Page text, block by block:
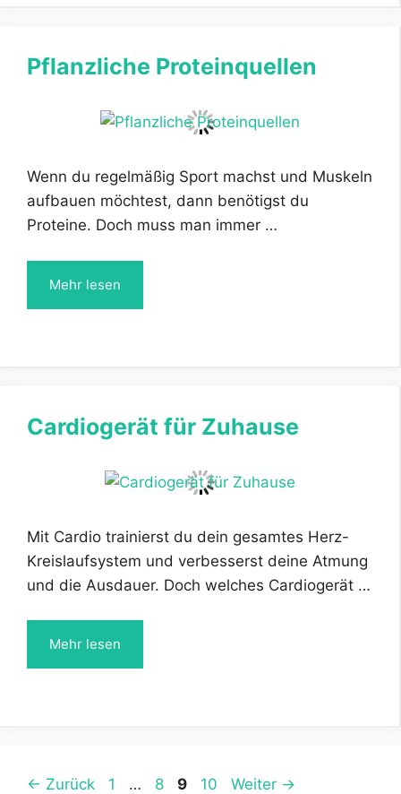
Pflanzliche Proteinquellen
Wenn du regelmäßig Sport machst und Muskeln
aufbauen möchtest, dann benötigst du
Proteine. Doch muss man immer …
Mehr lesen
Cardiogerät für Zuhause
Mit Cardio trainierst du dein gesamtes Herz-
Kreislaufsystem und verbesserst deine Atmung
und die Ausdauer. Doch welches Cardiogerät …
Mehr lesen
Beitrags-
← Zurück Seite
1 … Seite
8 Seite
9 Seite
10 Weiter →